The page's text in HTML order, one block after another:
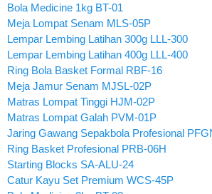
Bola Medicine 1kg BT-01
Meja Lompat Senam MLS-05P
Lempar Lembing Latihan 300g LLL-300
Lempar Lembing Latihan 400g LLL-400
Ring Bola Basket Formal RBF-16
Meja Jamur Senam MJSL-02P
Matras Lompat Tinggi HJM-02P
Matras Lompat Galah PVM-01P
Jaring Gawang Sepakbola Profesional
Ring Basket Profesional PRB-06H
Starting Blocks SA-ALU-24
Catur Kayu Set Premium WCS-45P